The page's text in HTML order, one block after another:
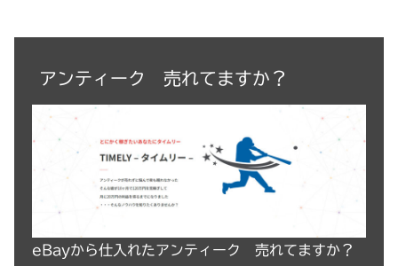
アンティーク 売れてますか？
eBayから仕入れたアンティーク 売れてますか？